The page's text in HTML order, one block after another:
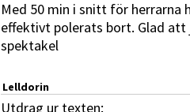
Med 50 min i snitt för herrarna
effektivt polerats bort. Glad
spektakel
Lelldorin
Utdrag ur texten: